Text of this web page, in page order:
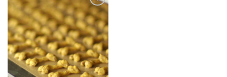
ほし
い物
リス
トに
追加